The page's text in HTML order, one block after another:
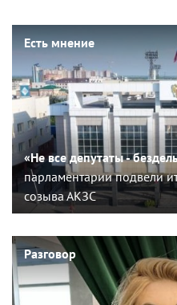
Есть мнение
«Не все депутаты -
парламентарии подвели
созыва АКЗС
Разговор